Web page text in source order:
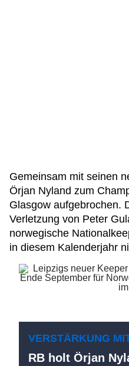
Gemeinsam mit seinen
Örjan Nyland zum
Glasgow aufgebrochen.
Verletzung von Peter
norwegische
in diesem Kalenderjahr
VERSTÄRKUNG
RB holt Örjan